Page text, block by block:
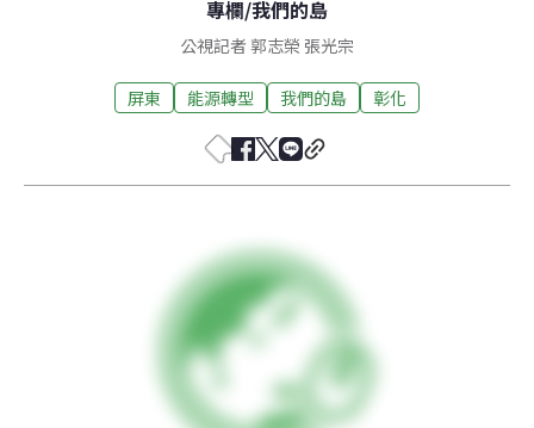
專欄/我們的島
公視記者 郭志榮 張光宗
屏東 能源轉型 我們的島 彰化